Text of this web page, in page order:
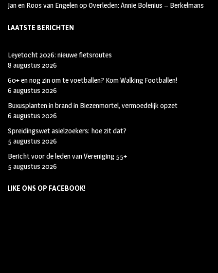
Jan en Roos van EngelenopOverleden: Annie Bolenius – Berkelmans
LAATSTE BERICHTEN
Leyetocht 2026: nieuwe fietsroutes
8 augustus 2026
60+ en nog zin om te voetballen? Kom Walking Footballen!
6 augustus 2026
Buxusplanten in brand in Biezenmortel, vermoedelijk opzet
6 augustus 2026
Spreidingswet asielzoekers: hoe zit dat?
5 augustus 2026
Bericht voor de leden van Vereniging 55+
5 augustus 2026
LIKE ONS OP FACEBOOK!